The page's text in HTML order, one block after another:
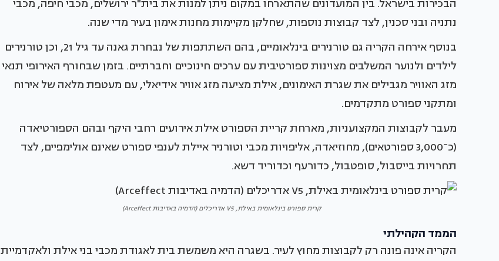
הבכירות בישראל. בין המועדונים שהתארחו במקום ניתן למנות את בית"ר ירושלים, מכבי חיפה, מכבי
נתניה ובני סכנין, לצד קבוצות נוספות, שחלקן מקיימות מחנות אימון בעיר מדי שנה.
בנוסף אירחה הקריה גם טורנירים בינלאומיים, בהם השתתפות של נבחרת גאנה עד גיל 21, וכן טורנירים
לילדים ולנוער המשלבים מצוינות ספורטיבית עם ערכים חינוכיים וחברתיים. בזמן שבחורף האירופי תנאי
מזג האוויר מגבילים את שגרת האימונים, אילת מציעה מזג אוויר אידיאלי, עם מעטפת מלאה של אירוח
ומתקני ספורט מתקדמים.
מעבר לקבוצות המקצועניות, מארחת קריית הספורט אילת אירועים רחבי היקף ובהם הספורטיאדה
(כ־3,000 ספורטאים), מחוזיאדה, אליפויות מכבי וטורניר איילת לענפי ספורט שאינם אולימפיים, לצד
תחרויות בייסבול, סופטבול, כדורעף וכדוריד דשא.
קרית ספורט בינלאומית באילת, V5 אדריכלים (הדמיה באדיבות Arceffect)
הממד הקהילתי
הקריה אינה פונה רק לקבוצות מחוץ לעיר. בשגרה היא משמשת בית לאגודת מכבי בני אילת ולאקדמיית